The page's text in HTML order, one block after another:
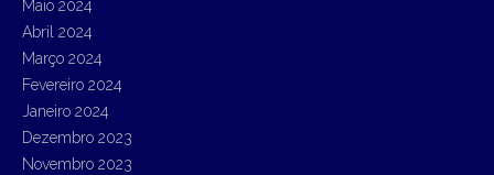
Maio 2024
Abril 2024
Março 2024
Fevereiro 2024
Janeiro 2024
Dezembro 2023
Novembro 2023